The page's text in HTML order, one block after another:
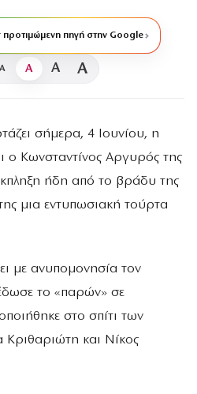
προτιμώμενη πηγή στην Google
A A A A
σήμερα, 4 Ιουνίου, η
ο Κωνσταντίνος Αργυρός της
ήδη από το βράδυ της
μια εντυπωσιακή τούρτα
με ανυπομονησία τον
το «παρών» σε
στο σπίτι των
Κριθαριώτη και Νίκος